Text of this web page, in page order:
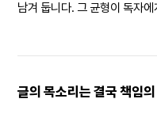
남겨 둡니다. 그 균형이 독자
글의 목소리는 결국 책임